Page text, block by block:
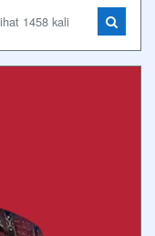
1458 kali